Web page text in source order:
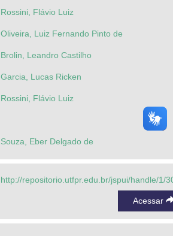
Rossini, Flávio Luiz
Oliveira, Luiz Fernando Pinto de
Brolin, Leandro Castilho
Garcia, Lucas Ricken
Rossini, Flávio Luiz
Souza, Eber Delgado de
http://repositorio.utfpr.edu.br/jspui/handle/1/
Acessar